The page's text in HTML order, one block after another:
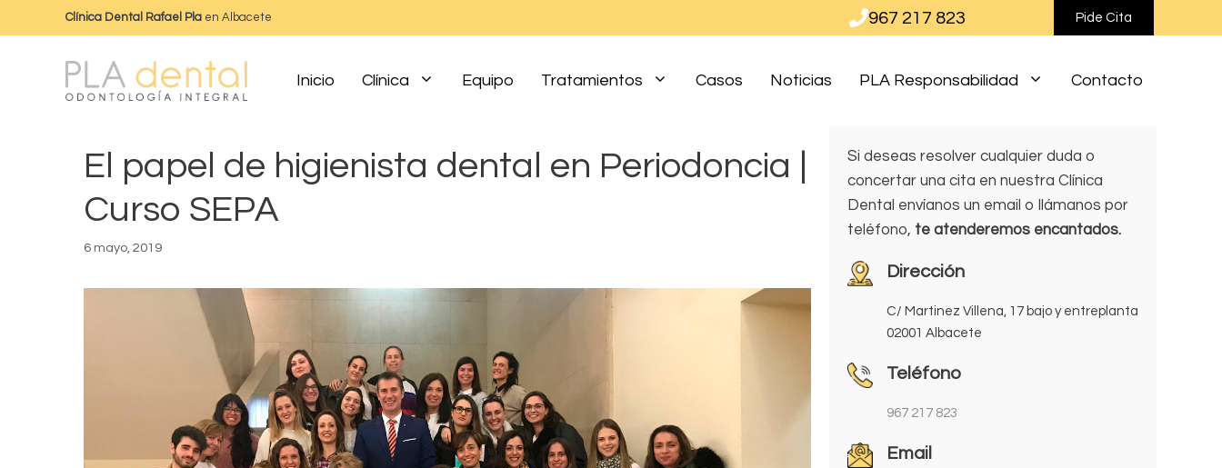
Clínica Dental Rafael Pla en Albacete 967 217 823 Pide Cita
Inicio Clínica Equipo Tratamientos Casos Noticias PLA Responsabilidad Contacto
El papel de higienista dental en Periodoncia |
Curso SEPA
6 mayo, 2019
Si deseas resolver cualquier duda o
concertar una cita en nuestra Clínica
Dental envíanos un email o llámanos por
teléfono, te atenderemos encantados.
Dirección
C/ Martinez Villena, 17 bajo y entreplanta
02001 Albacete
Teléfono
967 217 823
Email